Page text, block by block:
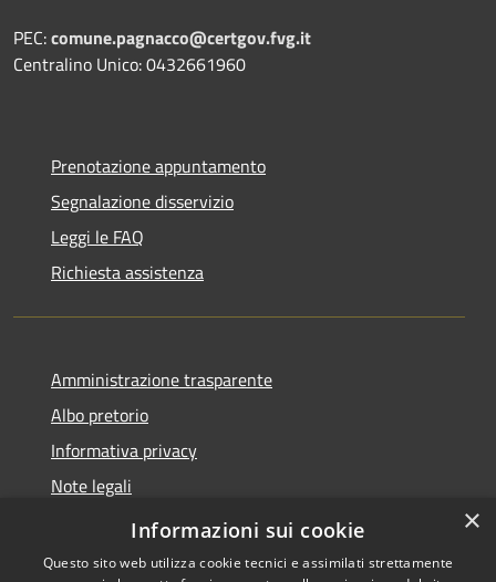
PEC:comune.pagnacco@certgov.fvg.it
Centralino Unico: 0432661960
Prenotazione appuntamento
Segnalazione disservizio
Leggi le FAQ
Richiesta assistenza
Amministrazione trasparente
Albo pretorio
Informativa privacy
Note legali
Dichiarazione di accessibilità
×
Informazioni sui cookie
Questo sito web utilizza cookie tecnici e assimilati strettamente